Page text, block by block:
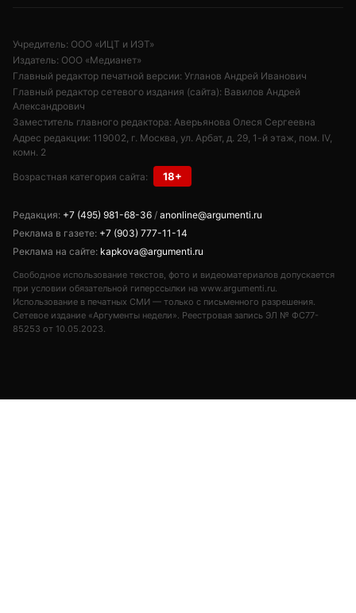
Учредитель: ООО «ИЦТ и ИЭТ»
Издатель: ООО «Медианет»
Главный редактор печатной версии: Угланов Андрей Иванович
Главный редактор сетевого издания (сайта): Вавилов Андрей
Александрович
Заместитель главного редактора: Аверьянова Олеся Сергеевна
Адрес редакции: 119002, г. Москва, ул. Арбат, д. 29, 1-й этаж, пом. IV,
комн. 2
Возрастная категория сайта: 18+
Редакция: +7 (495) 981-68-36 / anonline@argumenti.ru
Реклама в газете: +7 (903) 777-11-14
Реклама на сайте: kapkova@argumenti.ru
Свободное использование текстов, фото и видеоматериалов допускается
при условии обязательной гиперссылки на www.argumenti.ru.
Использование в печатных СМИ — только с письменного разрешения.
Сетевое издание «Аргументы недели». Реестровая запись ЭЛ № ФС77-
85253 от 10.05.2023.